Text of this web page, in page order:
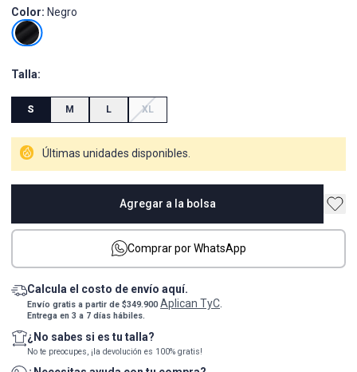
Color: Negro
Talla:
S M L XL
Últimas unidades disponibles.
Agregar a la bolsa
Comprar por WhatsApp
Calcula el costo de envío aquí.
Envío gratis a partir de $349.900Aplican TyC.
Entrega en 3 a 7 días hábiles.
¿No sabes si es tu talla?
No te preocupes, ¡la devolución es 100% gratis!